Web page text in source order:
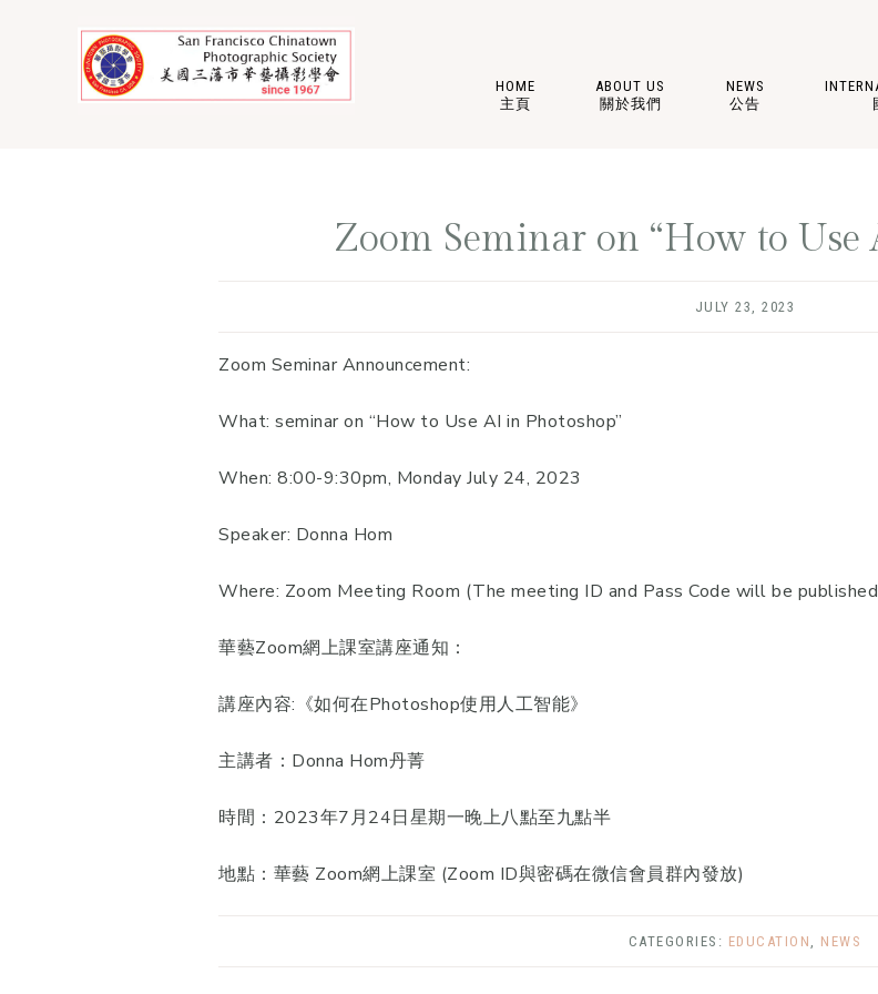
HOME
主頁
ABOUT US
關於我們
NEWS
公告
Zoom Seminar on “How to Use
JULY 23, 2023
Zoom Seminar Announcement:
What: seminar on “How to Use AI in Photoshop”
When: 8:00-9:30pm, Monday July 24, 2023
Speaker: Donna Hom
Where: Zoom Meeting Room (The meeting ID and Pass Code will be
華藝Zoom網上課室講座通知：
講座內容:《如何在Photoshop使用人工智能》
主講者：Donna Hom丹菁
時間：2023年7月24日星期一晚上八點至九點半
地點：華藝 Zoom網上課室 (Zoom ID與密碼在微信會員群內發放)
CATEGORIES: EDUCATION , NEWS